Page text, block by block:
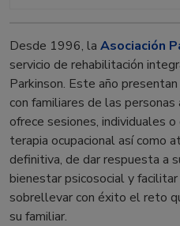
Desde 1996, la Asociación
servicio de rehabilitación
Parkinson. Este año
con familiares de las
ofrece sesiones, individuales
terapia ocupacional así como
definitiva, de dar respuesta a
bienestar psicosocial y
sobrellevar con éxito el reto
su familiar.